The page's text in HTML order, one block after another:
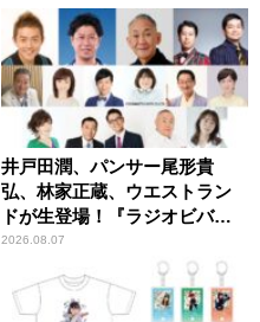
井戸田潤、パンサー尾形貴
弘、林家正蔵、ウエストラン
ドが生登場！『ラジオビバリ
ー昼ズ』
2026.08.07